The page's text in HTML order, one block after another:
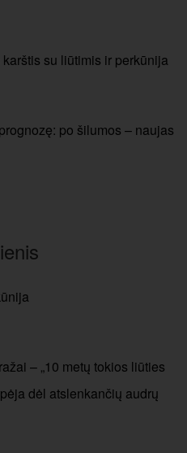
su liūtimis ir perkūnija
po šilumos – naujas
– „10 metų tokios liūties
dėl atslenkančių audrų